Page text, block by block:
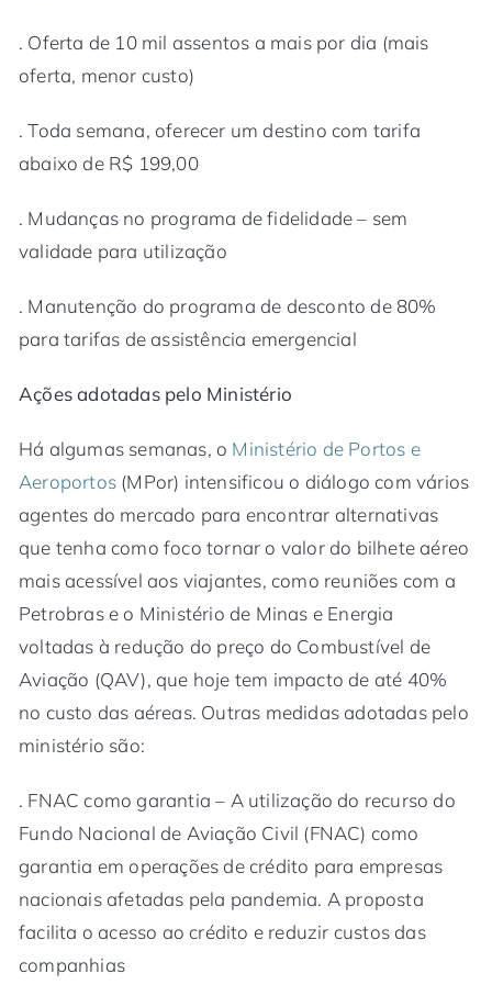
. Oferta de 10 mil assentos a mais por dia (mais
oferta, menor custo)
. Toda semana, oferecer um destino com tarifa
abaixo de R$ 199,00
. Mudanças no programa de fidelidade – sem
validade para utilização
. Manutenção do programa de desconto de 80%
para tarifas de assistência emergencial
Ações adotadas pelo Ministério
Há algumas semanas, o Ministério de Portos e
Aeroportos (MPor) intensificou o diálogo com vários
agentes do mercado para encontrar alternativas
que tenha como foco tornar o valor do bilhete aéreo
mais acessível aos viajantes, como reuniões com a
Petrobras e o Ministério de Minas e Energia
voltadas à redução do preço do Combustível de
Aviação (QAV), que hoje tem impacto de até 40%
no custo das aéreas. Outras medidas adotadas pelo
ministério são:
. FNAC como garantia – A utilização do recurso do
Fundo Nacional de Aviação Civil (FNAC) como
garantia em operações de crédito para empresas
nacionais afetadas pela pandemia. A proposta
facilita o acesso ao crédito e reduzir custos das
companhias